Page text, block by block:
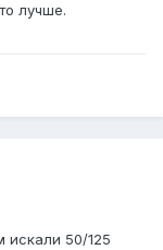
лучше.
искали 50/125